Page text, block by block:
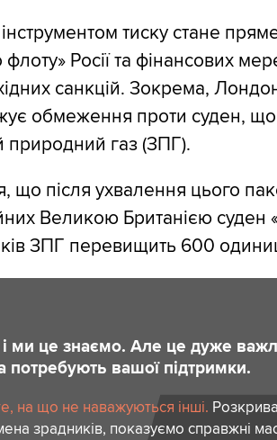
тиску стане
флоту» Росії та фінансових
санкцій. Зокрема,
обмеження проти суден, що
природний газ (ЗПГ).
що після ухвалення цього
Великою Британією суден
ЗПГ перевищить 600
і ми це знаємо. Але це дуже
потребують вашої підтримки.
на що не наважуються інші.
зрадників, показуємо справжні